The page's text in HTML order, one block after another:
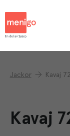
Jackor Kavaj
Kavaj